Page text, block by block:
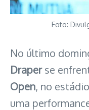
Foto:
No último
Draperse
Open, no estádio
uma